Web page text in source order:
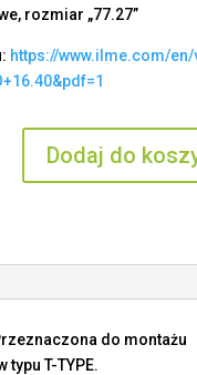
rozmiar „77.27”
https://www.ilme.com/en/
Dodaj do
do montażu
T-TYPE.